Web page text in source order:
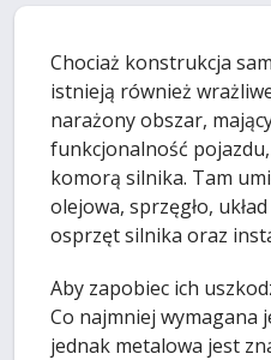
Chociaż konstrukcja
istnieją również
narażony obszar,
funkcjonalność
komorą silnika. Tam
olejowa, sprzęgło,
osprzęt silnika oraz
Aby zapobiec ich
Co najmniej wymagana
jednak metalowa jest